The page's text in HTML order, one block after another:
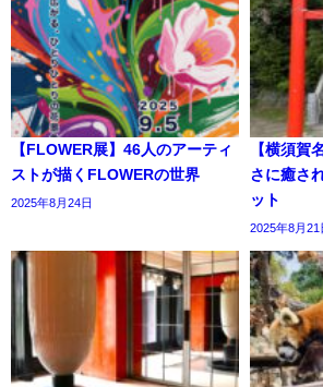
【FLOWER展】46人のアーティ
ストが描くFLOWERの世界
2025年8月24日
【横須賀
さに癒さ
ット
2025年8月21